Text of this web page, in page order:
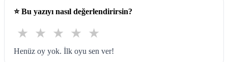
⭐Bu yazıyı nasıl değerlendirirsin?
★ ★ ★ ★ ★
Henüz oy yok. İlk oyu sen ver!